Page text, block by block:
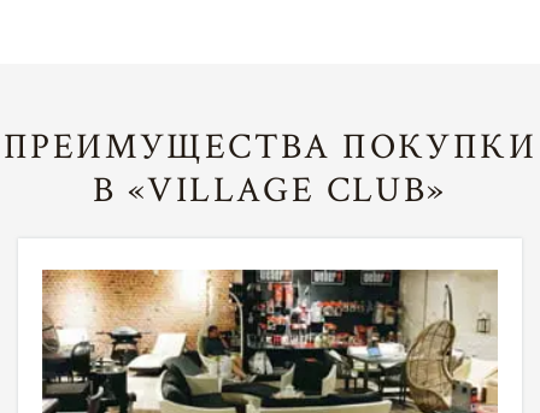
ПРЕИМУЩЕСТВА ПОКУПКИ
В «VILLAGE CLUB»